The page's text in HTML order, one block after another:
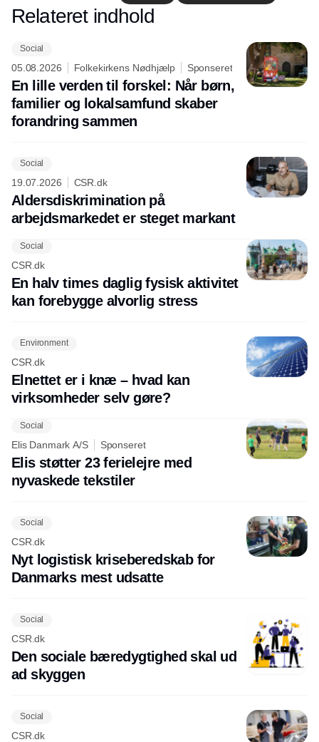
Annonce
Relateret indhold
Social
05.08.2026 Folkekirkens Nødhjælp Sponseret
En lille verden til forskel: Når børn,
familier og lokalsamfund skaber
forandring sammen
Social
19.07.2026 CSR.dk
Aldersdiskrimination på
arbejdsmarkedet er steget markant
Social
CSR.dk
En halv times daglig fysisk aktivitet
kan forebygge alvorlig stress
Environment
CSR.dk
Elnettet er i knæ – hvad kan
virksomheder selv gøre?
Social
Elis Danmark A/S Sponseret
Elis støtter 23 ferielejre med
nyvaskede tekstiler
Social
CSR.dk
Nyt logistisk kriseberedskab for
Danmarks mest udsatte
Social
CSR.dk
Den sociale bæredygtighed skal ud
ad skyggen
Social
CSR.dk